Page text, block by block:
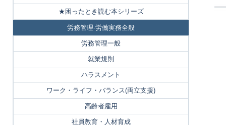
★困ったとき読む本シリーズ
労務管理-労働実務全般
労務管理一般
就業規則
ハラスメント
ワーク・ライフ・バランス(両立支援)
高齢者雇用
社員教育・人材育成